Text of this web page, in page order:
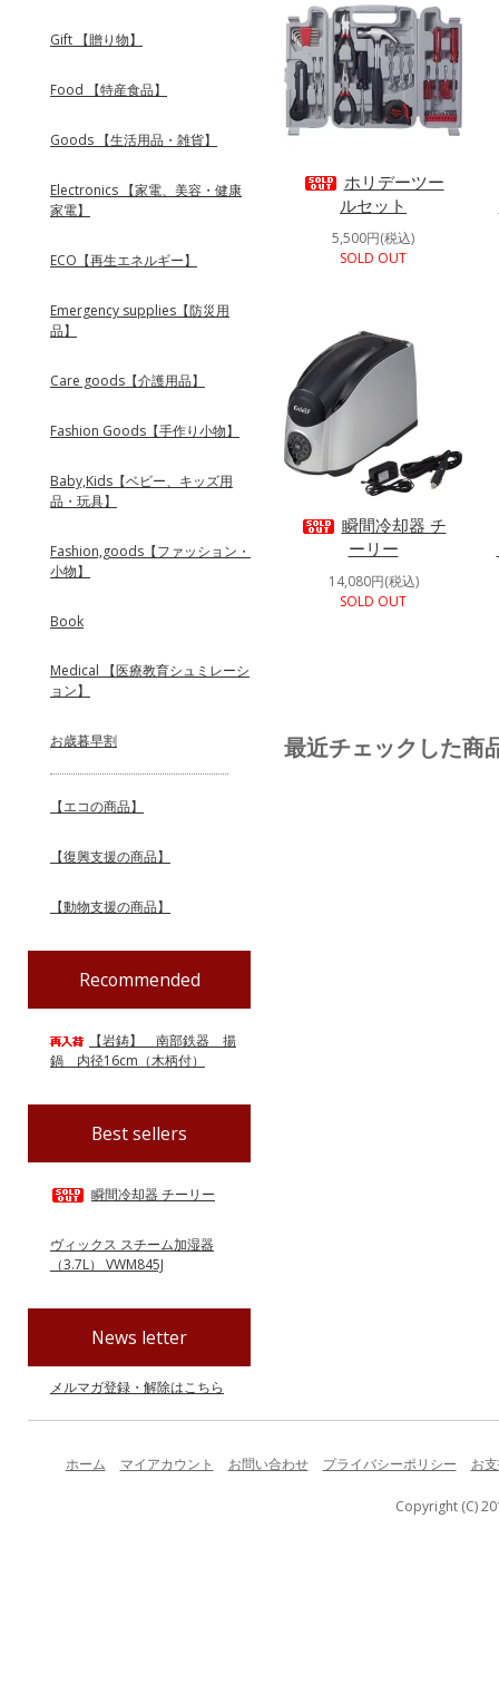
ホリデーツー
ルセット
5,500円(税込)
SOLD OUT
瞬間冷却器 チ
ーリー
14,080円(税込)
SOLD OUT
最近チェックした商
Gift 【贈り物】
Food 【特産食品】
Goods 【生活用品・雑貨】
Electronics 【家電、美容・健康
家電】
ECO【再生エネルギー】
Emergency supplies【防災用
品】
Care goods【介護用品】
Fashion Goods【手作り小物】
Baby,Kids【ベビー、キッズ用
品・玩具】
Fashion,goods【ファッション・
小物】
Book
Medical 【医療教育シュミレーシ
ョン】
お歳暮早割
【エコの商品】
【復興支援の商品】
【動物支援の商品】
Recommended
【岩鋳】 南部鉄器 揚
鍋 内径16cm（木柄付）
Best sellers
瞬間冷却器 チーリー
ヴィックス スチーム加湿器
（3.7L） VWM845J
News letter
メルマガ登録・解除はこちら
ホーム マイアカウント お問い合わせ プライバシーポリシー お
Copyright (C)